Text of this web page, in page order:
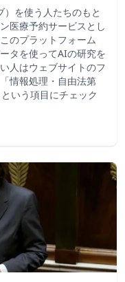
を使う人たちのもと
医療予約サービスとし
のプラットフォーム
タを使ってAIの研究を
人はウェブサイトのフ
情報処理・自由法第
いう項目にチェック